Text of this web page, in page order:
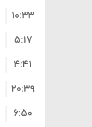
۱۰:۳۳
۵:۱۷
۴:۴۱
۲۰:۳۹
۶:۵۰